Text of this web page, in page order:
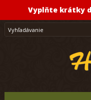
Vyplňte krátky